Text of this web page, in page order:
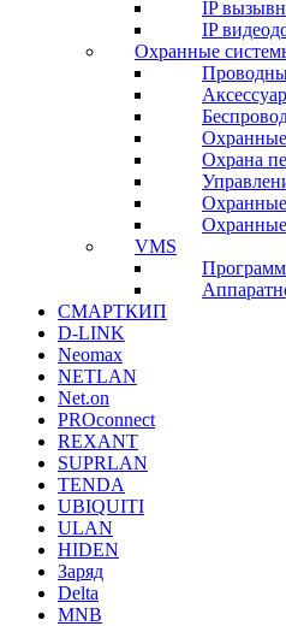
IP
IP
Охранные
Охрана
VMS
СМАРТКИП
D-LINK
Neomax
NETLAN
Net.on
PROconnect
REXANT
SUPRLAN
TENDA
UBIQUITI
ULAN
HIDEN
Заряд
Delta
MNB